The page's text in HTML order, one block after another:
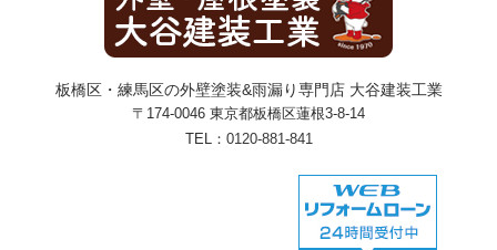
板橋区・練馬区の外壁塗装&雨漏り専門店 大谷建装工業
〒174-0046 東京都板橋区蓮根3-8-14
TEL： 0120-881-841